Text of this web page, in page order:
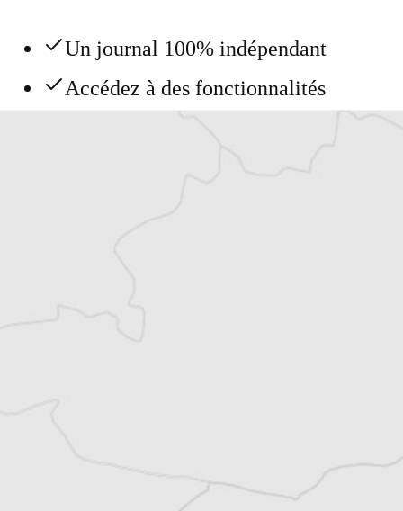
Un journal 100% indépendant
Accédez à des fonctionnalités